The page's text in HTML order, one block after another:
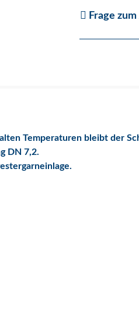
Frage
Temperaturen bleibt der
DN 7,2.